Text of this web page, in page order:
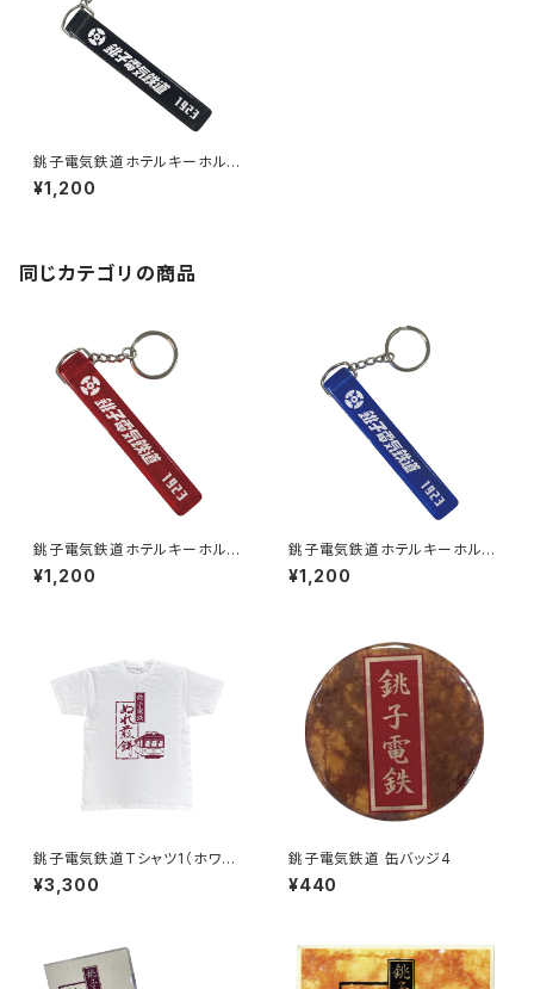
銚子電気鉄道ホテルキーホルダ
ー（ブラック）
¥1,200
同じカテゴリの商品
銚子電気鉄道ホテルキーホルダ
ー（レッド）
¥1,200
銚子電気鉄道ホテルキーホルダ
ー（ブルー）
¥1,200
銚子電気鉄道Tシャツ1（ホワイ
ト）
¥3,300
銚子電気鉄道 缶バッジ4
¥440